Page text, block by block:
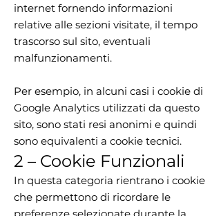
internet fornendo informazioni
relative alle sezioni visitate, il tempo
trascorso sul sito, eventuali
malfunzionamenti.
Per esempio, in alcuni casi i cookie di
Google Analytics utilizzati da questo
sito, sono stati resi anonimi e quindi
sono equivalenti a cookie tecnici.
2 – Cookie Funzionali
In questa categoria rientrano i cookie
che permettono di ricordare le